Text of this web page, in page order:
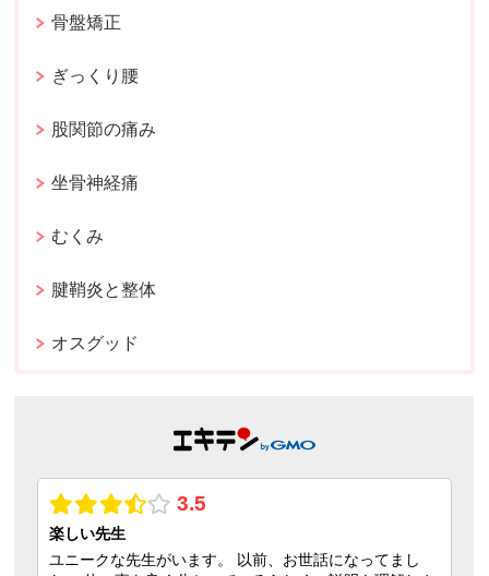
骨盤矯正
ぎっくり腰
股関節の痛み
坐骨神経痛
むくみ
腱鞘炎と整体
オスグッド